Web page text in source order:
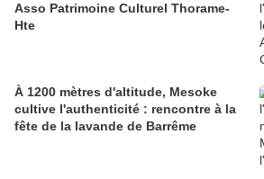
Asso Patrimoine Culturel Thorame-
Hte
À 1200 mètres d'altitude, Mesoke
cultive l'authenticité : rencontre à la
fête de la lavande de Barrême